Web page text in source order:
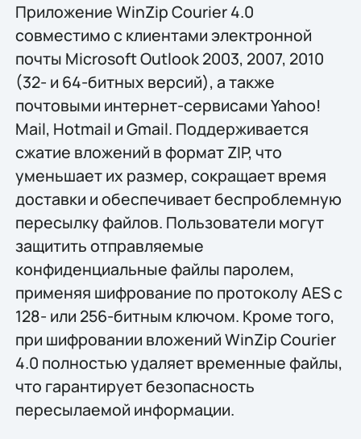
Приложение WinZip Courier 4.0
совместимо с клиентами электронной
почты Microsoft Outlook 2003, 2007, 2010
(32- и 64-битных версий), а также
почтовыми интернет-сервисами Yahoo!
Mail, Hotmail и Gmail. Поддерживается
сжатие вложений в формат ZIP, что
уменьшает их размер, сокращает время
доставки и обеспечивает беспроблемную
пересылку файлов. Пользователи могут
защитить отправляемые
конфиденциальные файлы паролем,
применяя шифрование по протоколу AES с
128- или 256-битным ключом. Кроме того,
при шифровании вложений WinZip Courier
4.0 полностью удаляет временные файлы,
что гарантирует безопасность
пересылаемой информации.